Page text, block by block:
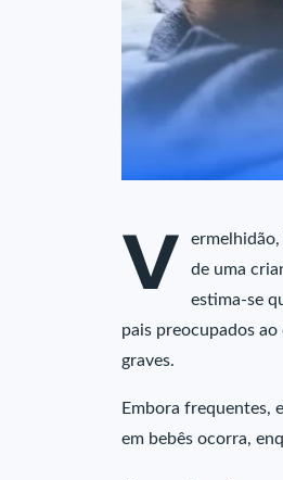
V
de uma
estima-se
pais preocupados
graves.
Embora frequentes,
em bebês ocorra,